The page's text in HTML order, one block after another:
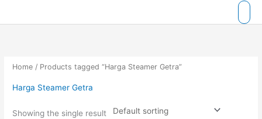
Home / Products tagged “Harga Steamer Getra”
Harga Steamer Getra
Showing the single result